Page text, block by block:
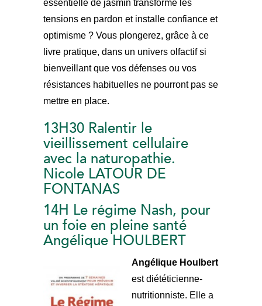
essentielle de jasmin transforme les
tensions en pardon et installe confiance et
optimisme ? Vous plongerez, grâce à ce
livre pratique, dans un univers olfactif si
bienveillant que vos défenses ou vos
résistances habituelles ne pourront pas se
mettre en place.
13H30 Ralentir le
vieillissement cellulaire
avec la naturopathie.
Nicole LATOUR DE
FONTANAS
14H Le régime Nash, pour
un foie en pleine santé
Angélique HOULBERT
Angélique Houlbert
est diététicienne-
nutritionniste. Elle a